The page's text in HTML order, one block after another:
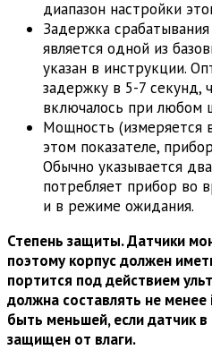
диапазон настройки
Задержка
является одной из
указан в инструкции.
задержку в 5-7 секунд,
включалось при любом
Мощность (измеряется
этом показателе,
Обычно указывается
потребляет прибор во
и в режиме ожидания.
Степень защиты. Датчики
поэтому корпус должен
портится под действием
должна составлять не
быть меньшей, если датчик
защищен от влаги.